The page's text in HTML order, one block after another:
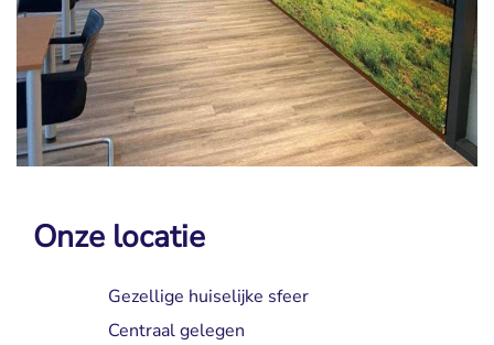
Onze locatie
Gezellige huiselijke sfeer
Centraal gelegen